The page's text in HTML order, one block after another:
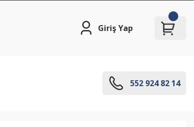
Giriş Yap
552 924 82 14